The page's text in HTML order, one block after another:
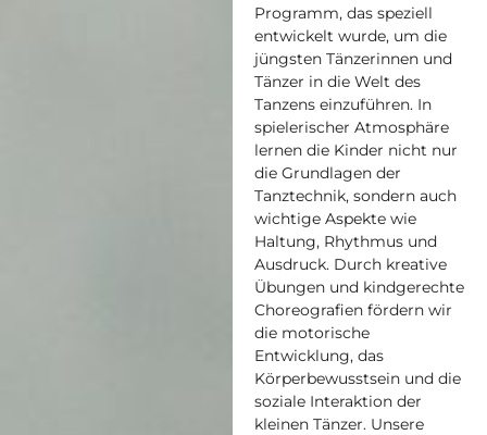
Programm, das speziell
entwickelt wurde, um die
jüngsten Tänzerinnen und
Tänzer in die Welt des
Tanzens einzuführen. In
spielerischer Atmosphäre
lernen die Kinder nicht nur
die Grundlagen der
Tanztechnik, sondern auch
wichtige Aspekte wie
Haltung, Rhythmus und
Ausdruck. Durch kreative
Übungen und kindgerechte
Choreografien fördern wir
die motorische
Entwicklung, das
Körperbewusstsein und die
soziale Interaktion der
kleinen Tänzer. Unsere